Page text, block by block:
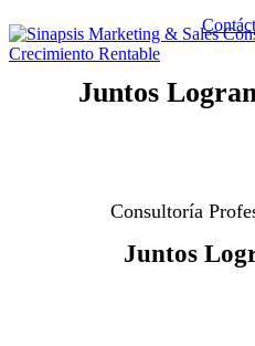
Juntos
Consultoría
Juntos